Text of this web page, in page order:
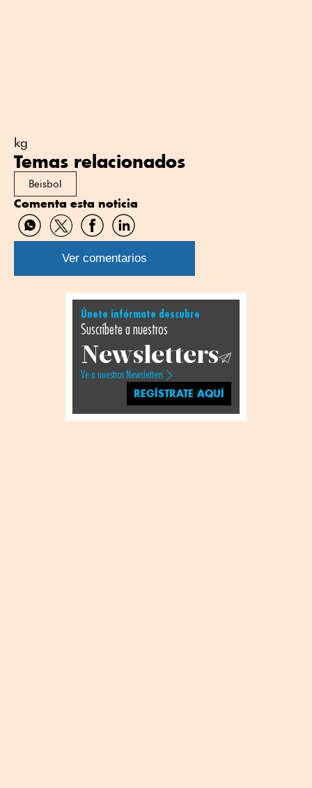
kg
Temas relacionados
Beisbol
Comenta esta noticia
Compartir
por
WhatsApp
Compartir
por
Twitter
Compartir
por
Facebook
Compartir
por
Linkedin
Ver comentarios
Únete infórmate descubre
Suscríbete a nuestros
Newsletters
Ve a nuestros Newsletters
REGÍSTRATE AQUÍ